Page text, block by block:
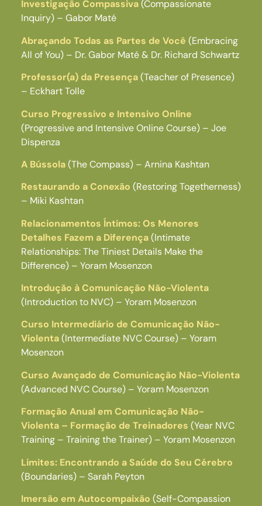
Investigação Compassiva(Compassionate
Inquiry) – Gabor Maté
Abraçando Todas as Partes de Você (Embracing
All of You) – Dr. Gabor Maté & Dr. Richard Schwartz
Professor(a) da Presença(Teacher of Presence)
– Eckhart Tolle
Curso Progressivo e Intensivo Online
(Progressive and Intensive Online Course) – Joe
Dispenza
A Bússola(The Compass) – Arnina Kashtan
Restaurando a Conexão (Restoring Togetherness)
– Miki Kashtan
Relacionamentos Íntimos: Os Menores
Detalhes Fazem a Diferença(Intimate
Relationships: The Tiniest Details Make the
Difference) – Yoram Mosenzon
Introdução à Comunicação Não-Violenta
(Introduction to NVC) – Yoram Mosenzon
Curso Intermediário de Comunicação Não-
Violenta(Intermediate NVC Course) – Yoram
Mosenzon
Curso Avançado de Comunicação Não-Violenta
(Advanced NVC Course) – Yoram Mosenzon
Formação Anual em Comunicação Não-
Violenta – Formação de Treinadores (Year NVC
Training – Training the Trainer) – Yoram Mosenzon
Limites: Encontrando a Saúde do Seu Cérebro
(Boundaries) – Sarah Peyton
Imersão em Autocompaixão (Self-Compassion